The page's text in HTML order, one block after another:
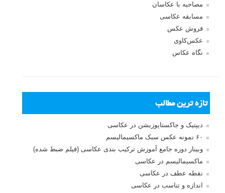
مصاحبه با عکاسان
مسابقه عکاسی
فروش عکس
عکس‌کاوی
نگاه عکاس
تازه ترین مطالب
دیپتیک و جاکستا‌پوزیشن در عکاسی
۶۰ نمونه عکس سبک ماکسیمالیسم
وبینار دوره جامع آموزش ترکیب بندی عکاسی (فیلم ضبط شده)
ماکسیمالیسم در عکاسی
نقطه عطف در عکاسی
اندازه و تناسب در عکاسی